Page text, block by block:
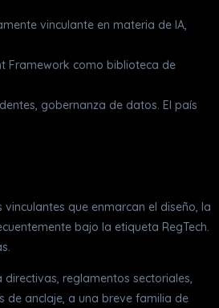
vinculante en materia de IA,
Framework como biblioteca de
gobernanza de datos. El país
que enmarcan el diseño, la
bajo la etiqueta RegTech.
reglamentos sectoriales,
de anclaje, a una breve familia de